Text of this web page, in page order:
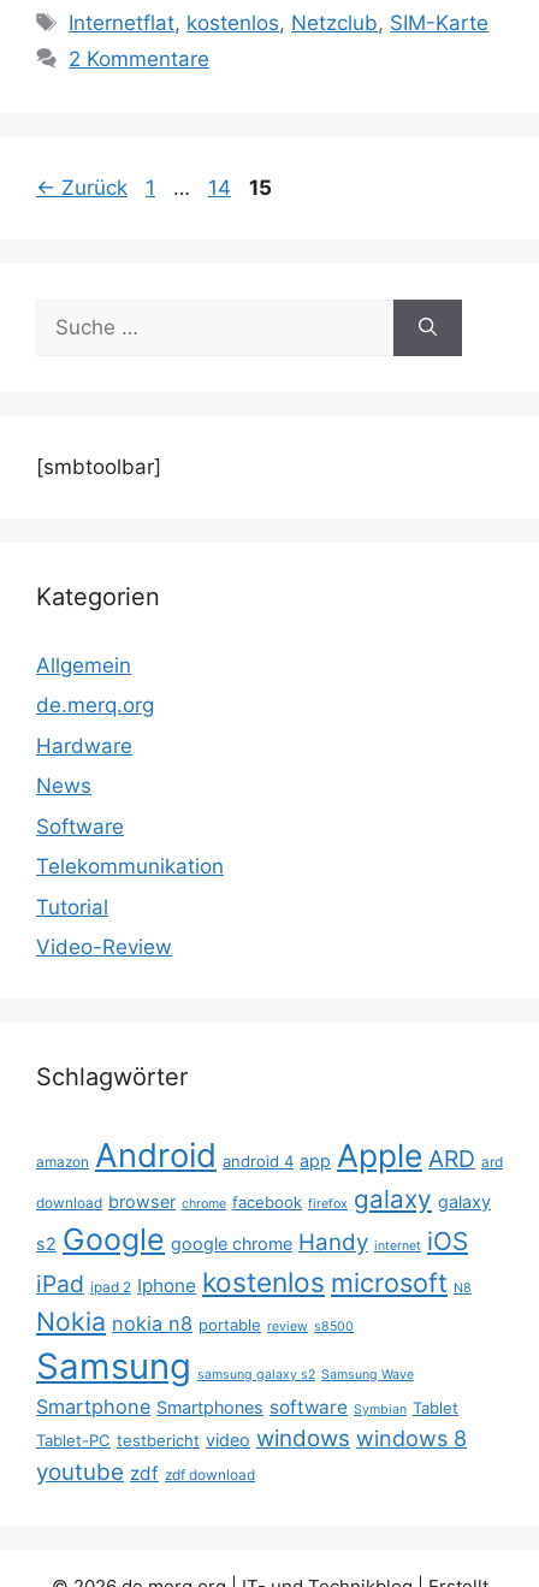
Schlagwörter
Internetflat, kostenlos, Netzclub, SIM-Karte
2 Kommentare
Beitrags-
← Zurück Seite
1 … Seite
14 Seite
15
nach:
[smbtoolbar]
Kategorien
Allgemein
de.merq.org
Hardware
News
Software
Telekommunikation
Tutorial
Video-Review
Schlagwörter
amazon Android android 4 app Apple ARD ard
download browser chrome facebook firefox galaxy galaxy
s2 Google google chrome Handy internet iOS
iPad ipad 2 Iphone kostenlos microsoft N8
Nokia nokia n8 portable review s8500
Samsung samsung galaxy s2 Samsung Wave
Smartphone Smartphones software Symbian Tablet
Tablet-PC testbericht video windows windows 8
youtube zdf zdf download